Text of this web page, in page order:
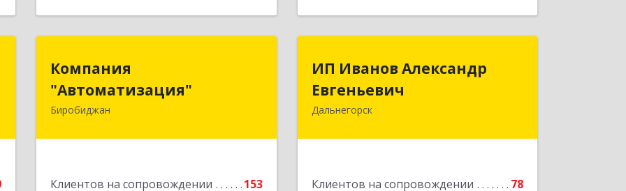
Компания
"Автоматизация"
Биробиджан
Клиентов на сопровождении 153
"Автоматизация"
679016, Еврейская Аобл, Биробиджан
ИП Иванов Александр
Евгеньевич
Дальнегорск
Клиентов на сопровождении
78
Евгеньевич
Подробнее